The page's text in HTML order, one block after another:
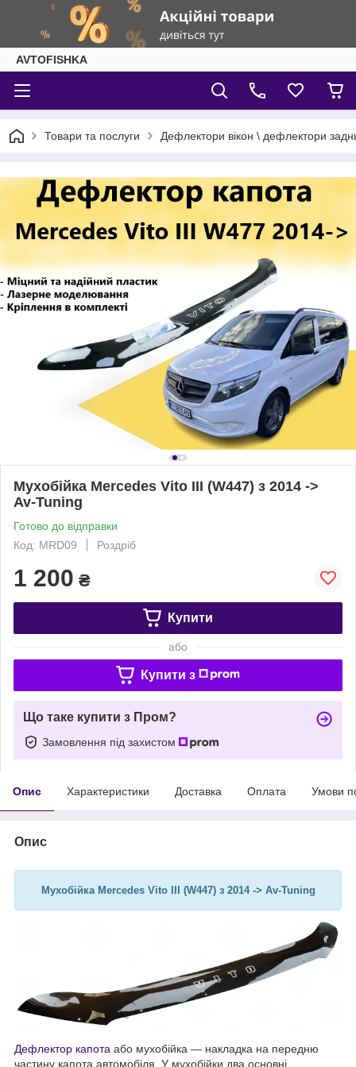
AVTOFISHKA
Товари та послуги Дефлектори вікон \ дефлектори
Мухобійка Mercedes Vito III (W447) з 2014 ->
Av-Tuning
Готово до відправки
Код: MRD09
Роздріб
1 200 ₴
Купити
або
Купити з
Що таке купити з Пром?
Замовлення під захистом
Опис Характеристики Доставка Оплата Умови
Опис
Мухобійка Mercedes Vito III (W447) з 2014 -> Av-Tuning
Дефлектор капота або мухобійка — накладка на передню
частину капота автомобіля. У мухобійки два основні